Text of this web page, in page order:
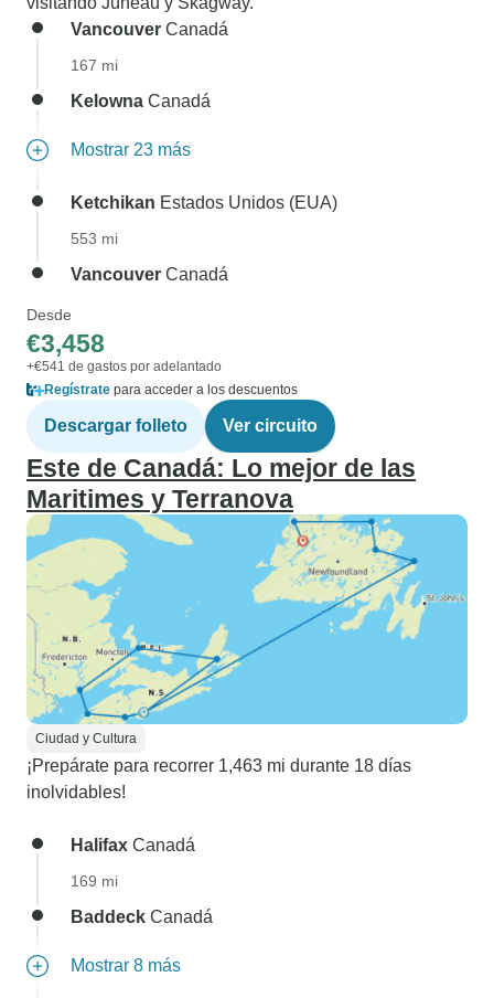
Vancouver Canadá
167 mi
Kelowna Canadá
Mostrar 23 más
Ketchikan Estados Unidos (EUA)
553 mi
Vancouver Canadá
Desde
€3,458
+€541 de gastos por adelantado
Regístrate para acceder a los descuentos
Descargar folleto Ver circuito
Este de Canadá: Lo mejor de las
Maritimes y Terranova
Ciudad y Cultura
¡Prepárate para recorrer 1,463 mi durante 18 días
inolvidables!
Halifax Canadá
169 mi
Baddeck Canadá
Mostrar 8 más